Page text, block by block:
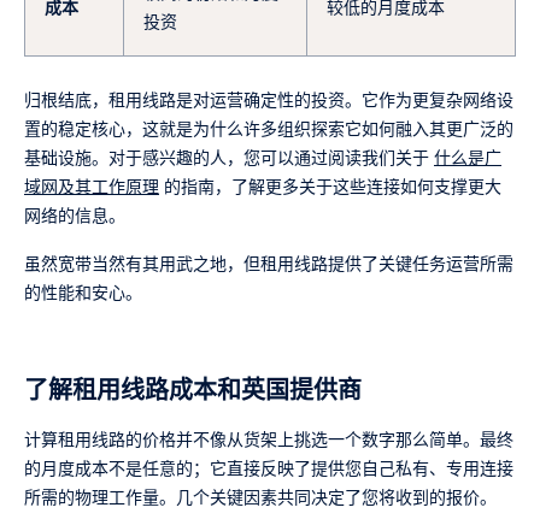
成本
投资
较低的月度成本
归根结底，租用线路是对运营确定性的投资。它作为更复杂网络设
置的稳定核心，这就是为什么许多组织探索它如何融入其更广泛的
基础设施。对于感兴趣的人，您可以通过阅读我们关于 什么是广
域网及其工作原理 的指南，了解更多关于这些连接如何支撑更大
网络的信息。
虽然宽带当然有其用武之地，但租用线路提供了关键任务运营所需
的性能和安心。
了解租用线路成本和英国提供商
计算租用线路的价格并不像从货架上挑选一个数字那么简单。最终
的月度成本不是任意的；它直接反映了提供您自己私有、专用连接
所需的物理工作量。几个关键因素共同决定了您将收到的报价。